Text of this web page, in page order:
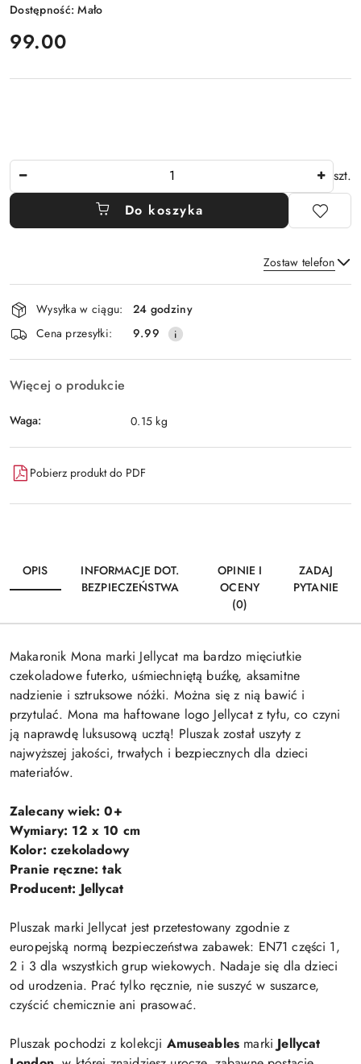
Dostępność:Mało
cena:
99.00
szt.
Do koszyka
Zostaw telefon
Wyślij
Dostępność
i
dostawa
Wysyłka w ciągu:
24 godziny
Cena przesyłki:
9.99
Więcej o produkcie
Waga: 0.15 kg
Pobierz produkt do PDF
OPIS
INFORMACJE DOT.
BEZPIECZEŃSTWA
OPINIE I
OCENY
(0)
ZADAJ
PYTANIE
Makaronik Mona marki Jellycat ma bardzo mięciutkie
czekoladowe futerko, uśmiechniętą buźkę, aksamitne
nadzienie i sztruksowe nóżki. Można się z nią bawić i
przytulać. Mona ma haftowane logo Jellycat z tyłu, co czyni
ją naprawdę luksusową ucztą! Pluszak został uszyty z
najwyższej jakości, trwałych i bezpiecznych dla dzieci
materiałów.
Zalecany wiek: 0+
Wymiary: 12 x 10 cm
Kolor: czekoladowy
Pranie ręczne: tak
Producent: Jellycat
Pluszak marki Jellycat jest przetestowany zgodnie z
europejską normą bezpieczeństwa zabawek: EN71 części 1,
2 i 3 dla wszystkich grup wiekowych. Nadaje się dla dzieci
od urodzenia. Prać tylko ręcznie, nie suszyć w suszarce,
czyścić chemicznie ani prasować.
Pluszak pochodzi z kolekcji Amuseables marki Jellycat